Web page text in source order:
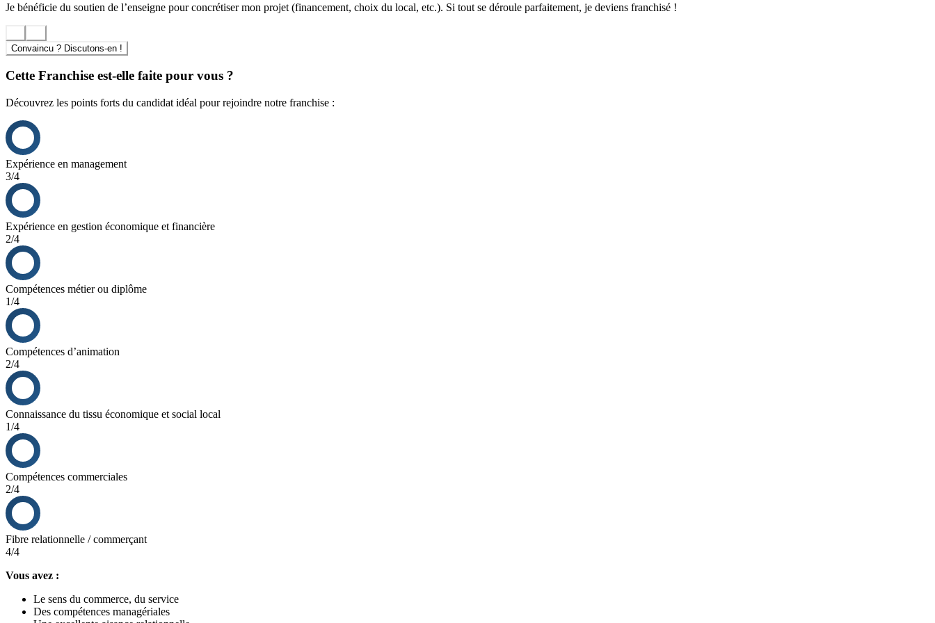
Je bénéficie du soutien de l’enseigne pour concrétiser mon projet (financement, choix du local, etc.). Si tout se déroule parfaitement, je deviens franchisé !
Convaincu ? Discutons-en !
Cette Franchise est-elle faite pour vous ?
Découvrez les points forts du candidat idéal pour rejoindre notre franchise :
Expérience en management
3/4
Expérience en gestion économique et financière
2/4
Compétences métier ou diplôme
1/4
Compétences d’animation
2/4
Connaissance du tissu économique et social local
1/4
Compétences commerciales
2/4
Fibre relationnelle / commerçant
4/4
Vous avez :
Le sens du commerce, du service
Des compétences managériales